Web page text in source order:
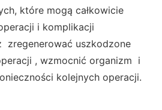
które mogą całkowicie
i komplikacji
zregenerować uszkodzone
, wzmocnić organizm i
kolejnych operacji.